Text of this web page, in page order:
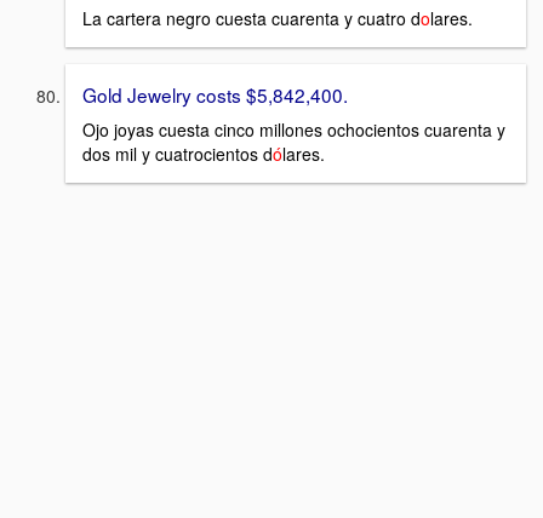
La cartera negro cuesta cuarenta y cuatro dolares.
Gold Jewelry costs $5,842,400.
Ojo joyas cuesta cinco millones ochocientos cuarenta y
dos mil y cuatrocientos dólares.